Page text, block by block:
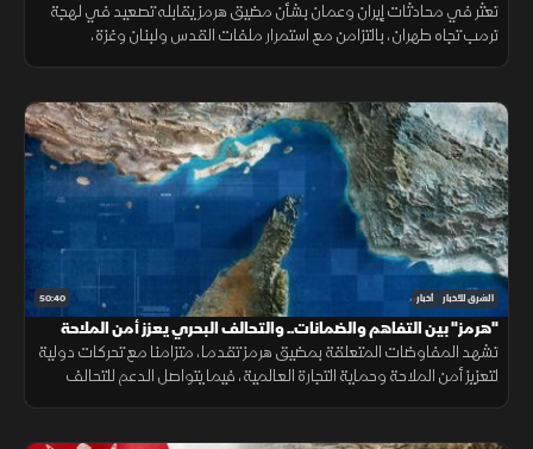
تعثر في محادثات إيران وعمان بشأن مضيق هرمز يقابله تصعيد في لهجة
ترمب تجاه طهران، بالتزامن مع استمرار ملفات القدس ولبنان وغزة،
50:40 الشرق للأخبار أخبار
"هرمز" بين التفاهم والضمانات.. والتحالف البحري يعزز أمن الملاحة
تشهد المفاوضات المتعلقة بمضيق هرمز تقدما، متزامنا مع تحركات دولية
لتعزيز أمن الملاحة وحماية التجارة العالمية، فيما يتواصل الدعم للتحالف